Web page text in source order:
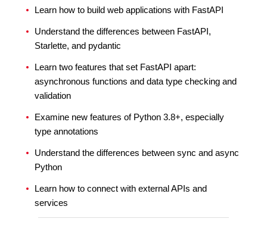
Learn how to build web applications with FastAPI
Understand the differences between FastAPI,
Starlette, and pydantic
Learn two features that set FastAPI apart:
asynchronous functions and data type checking and
validation
Examine new features of Python 3.8+, especially
type annotations
Understand the differences between sync and async
Python
Learn how to connect with external APIs and
services